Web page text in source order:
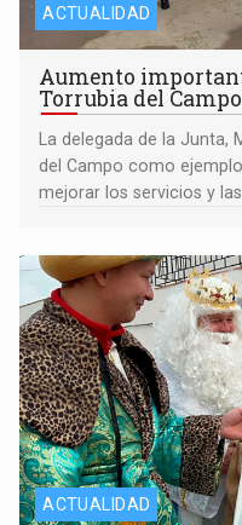
ACTUALIDAD
Aumento
Torrubia del Campo
La delegada de la Junta,
del Campo como
mejorar los servicios y
ACTUALIDAD